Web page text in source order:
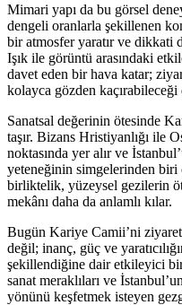
Mimari yapı da bu görsel
dengeli oranlarla şekillenen
bir atmosfer yaratır ve dikkati
Işık ile görüntü arasındaki
davet eden bir hava katar;
kolayca gözden
Sanatsal değerinin ötesinde
taşır. Bizans Hristiyanlığı ile
noktasında yer alır ve
yeteneğinin simgelerinden biri
birliktelik, yüzeysel gezilerin
mekânı daha da anlamlı kılar.
Bugün Kariye Camii’ni
değil; inanç, güç ve
şekillendiğine dair etkileyici
sanat meraklıları ve
yönünü keşfetmek isteyen